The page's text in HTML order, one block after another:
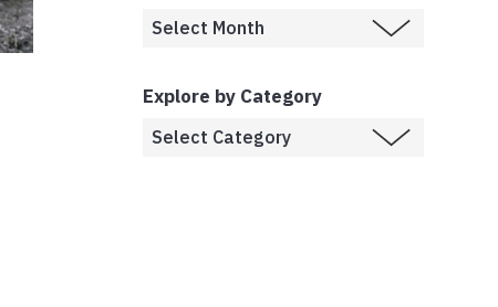
Explore by Category